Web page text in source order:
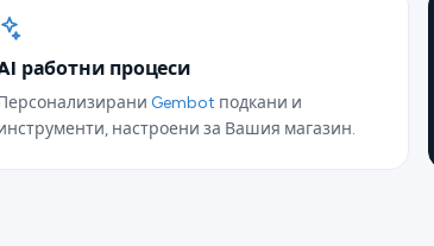
работни процеси
Gembot подкани и
настроени за Вашия магазин.